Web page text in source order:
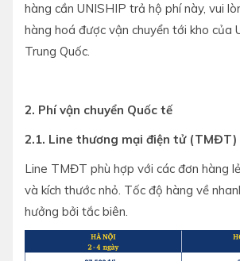
hàng cần UNISHIP trả hộ phí này, vui
hàng hoá được vận chuyển tới kho của
Trung Quốc.
2. Phí vận chuyển Quốc tế
2.1. Line thương mại điện tử (TMĐT)
Line TMĐT phù hợp với các đơn hàng
và kích thước nhỏ. Tốc độ hàng về
hưởng bởi tắc biên.